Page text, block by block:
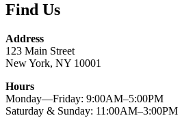
Find Us
Address
123 Main Street
New York, NY 10001
Hours
Monday—Friday: 9:00AM–5:00PM
Saturday & Sunday: 11:00AM–3:00PM